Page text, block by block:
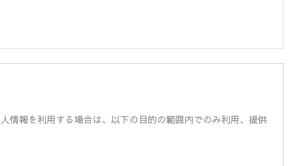
情報を利用する場合は、以下の目的の範囲内でのみ利用、提供